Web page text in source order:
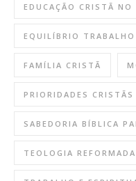
EDUCAÇÃO CRISTÃ NO
EQUILÍBRIO
FAMÍLIA CRISTÃ
PRIORIDADES CRISTÃS
SABEDORIA BÍBLICA
TEOLOGIA REFORMADA